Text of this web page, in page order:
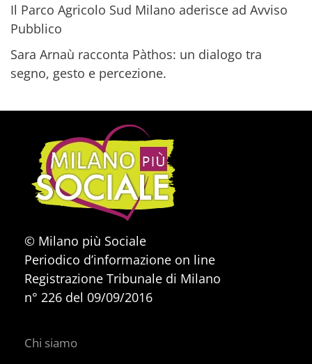
Il Parco Agricolo Sud Milano aderisce ad Avviso
Pubblico
Sara Arnaù racconta Pàthos: un dialogo tra
segno, gesto e percezione.
© Milano più Sociale
Periodico d’informazione on line
Registrazione Tribunale di Milano
n° 226 del 09/09/2016
Chi siamo